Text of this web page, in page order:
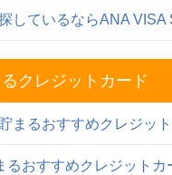
しているならANA VISA
クレジットカード
まるおすすめクレジッ
るおすすめクレジットカ